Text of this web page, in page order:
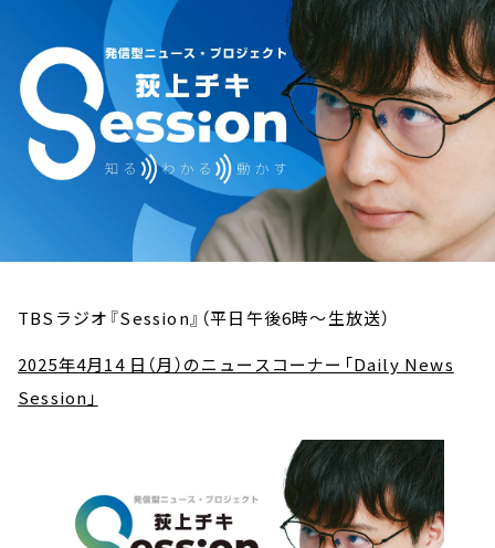
TBSラジオ『Session』（平日午後6時～生放送）
2025年4月14 日（月）のニュースコーナー「Daily News
Session」